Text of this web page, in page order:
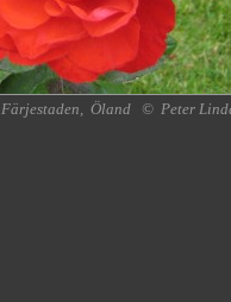
Färjestaden, Öland © Peter